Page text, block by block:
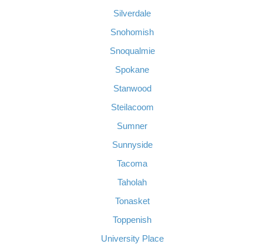
Silverdale
Snohomish
Snoqualmie
Spokane
Stanwood
Steilacoom
Sumner
Sunnyside
Tacoma
Taholah
Tonasket
Toppenish
University Place